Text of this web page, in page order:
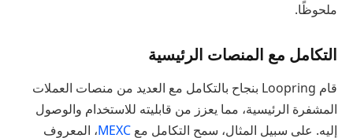
ملحوظًا.
التكامل مع المنصات الرئيسية
قام Loopring بنجاح بالتكامل مع العديد من منصات العملات
المشفرة الرئيسية، مما يعزز من قابليته للاستخدام والوصول
إليه. على سبيل المثال، سمح التكامل مع MEXC، المعروف